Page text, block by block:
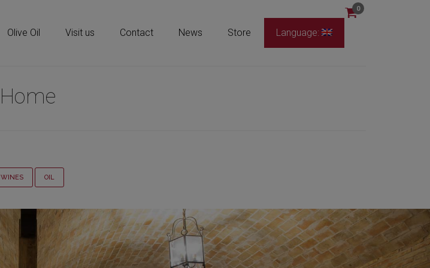
0
Olive Oil Visit us Contact News Store Language:
Home
WINES OIL